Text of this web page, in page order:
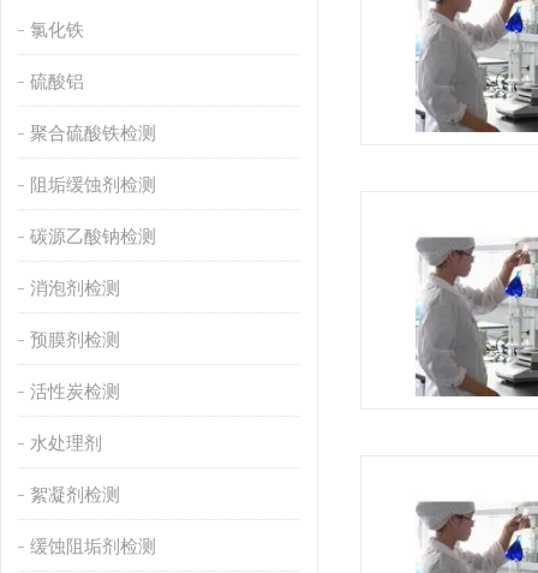
氯化铁
硫酸铝
聚合硫酸铁检测
阻垢缓蚀剂检测
碳源乙酸钠检测
消泡剂检测
预膜剂检测
活性炭检测
水处理剂
絮凝剂检测
缓蚀阻垢剂检测